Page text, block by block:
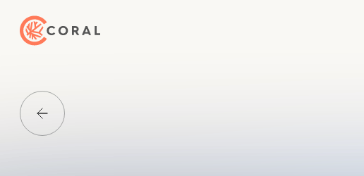
トップページへ戻る
Media一覧に戻る